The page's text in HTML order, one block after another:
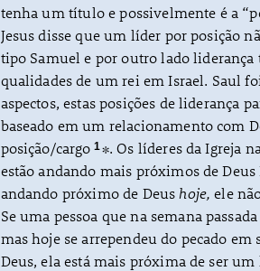
tenha um título e possivelmente é a
Jesus disse que um líder por posição
tipo Samuel e por outro lado
qualidades de um rei em Israel. Saul
aspectos, estas posições de liderança
baseado em um relacionamento com
posição/cargo 1∗. Os líderes da Igreja
estão andando mais próximos de
andando próximo de Deus hoje, ele
Se uma pessoa que na semana
mas hoje se arrependeu do pecado
Deus, ela está mais próxima de ser